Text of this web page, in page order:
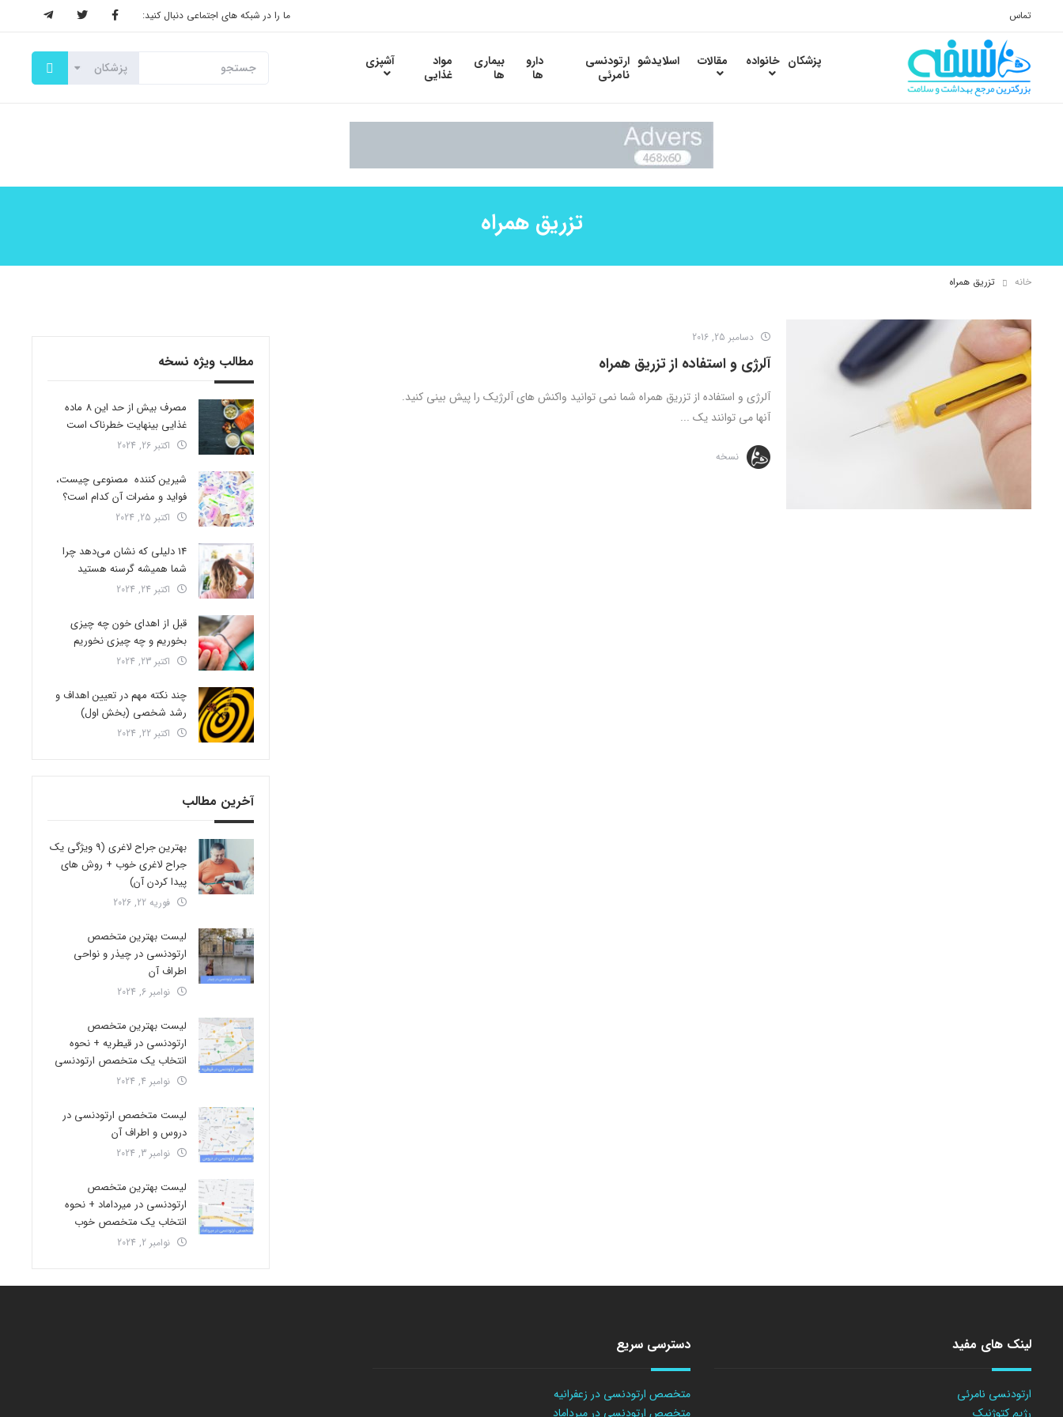
تماس ما را در شبکه های اجتماعی دنبال کنید:
پزشکان خانواده مقالات اسلایدشو ارتودنسی
نامرئی
دارو
ها
بیماری
ها
مواد
غذایی
آشپزی
تزریق همراه
خانه تزریق همراه
دسامبر 25, 2016
آلرژی و استفاده از تزریق همراه
آلرژی و استفاده از تزریق همراه شما نمی توانید واکنش های آلرژیک را پیش بینی کنید.
آنها می توانند یک ...
نسخه
مطالب ویژه نسخه
مصرف بیش از حد این 8 ماده
غذایی بینهایت خطرناک است
اکتبر 26, 2024
شیرین کننده مصنوعی چیست،
فواید و مضرات آن کدام است؟
اکتبر 25, 2024
14 دلیلی که نشان می‌دهد چرا
شما همیشه گرسنه هستید
اکتبر 24, 2024
قبل از اهدای خون چه چیزی
بخوریم و چه چیزی نخوریم
اکتبر 23, 2024
چند نکته مهم در تعیین اهداف و
رشد شخصی (بخش اول)
اکتبر 22, 2024
آخرین مطالب
بهترین جراح لاغری (9 ویژگی یک
جراح لاغری خوب + روش های
پیدا کردن آن)
فوریه 22, 2026
لیست بهترین متخصص
ارتودنسی در چیذر و نواحی
اطراف آن
نوامبر 6, 2024
لیست بهترین متخصص
ارتودنسی در قیطریه + نحوه
انتخاب یک متخصص ارتودنسی
نوامبر 4, 2024
لیست متخصص ارتودنسی در
دروس و اطراف آن
نوامبر 3, 2024
لیست بهترین متخصص
ارتودنسی در میرداماد + نحوه
انتخاب یک متخصص خوب
نوامبر 2, 2024
لینک های مفید
ارتودنسی نامرئی
رژیم کتوژنیک
دسترسی سریع
متخصص ارتودنسی در زعفرانیه
متخصص ارتودنسی در میرداماد